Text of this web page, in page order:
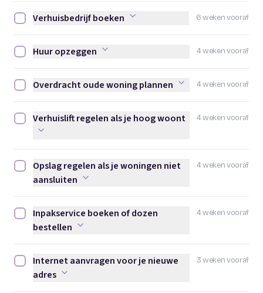
6 weken vooraf
Verhuisbedrijf boeken afvinken
Verhuisbedrijf boeken
4 weken vooraf
Huur opzeggen afvinken
Huur opzeggen
4 weken vooraf
Overdracht oude woning plannen afvinken
Overdracht oude woning plannen
4 weken vooraf
Verhuislift regelen als je hoog woont afvinken
Verhuislift regelen als je hoog woont
4 weken vooraf
Opslag regelen als je woningen niet aansluiten afvinken
Opslag regelen als je woningen niet
aansluiten
4 weken vooraf
Inpakservice boeken of dozen bestellen afvinken
Inpakservice boeken of dozen
bestellen
3 weken vooraf
Internet aanvragen voor je nieuwe adres afvinken
Internet aanvragen voor je nieuwe
adres